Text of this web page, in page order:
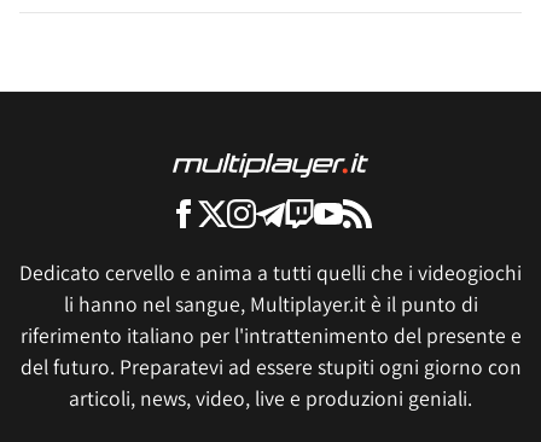
Dedicato cervello e anima a tutti quelli che i videogiochi
li hanno nel sangue, Multiplayer.it è il punto di
riferimento italiano per l'intrattenimento del presente e
del futuro. Preparatevi ad essere stupiti ogni giorno con
articoli, news, video, live e produzioni geniali.